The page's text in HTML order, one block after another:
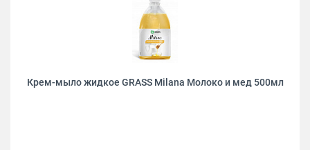
Крем-мыло жидкое GRASS Milana Молоко и мед 500мл